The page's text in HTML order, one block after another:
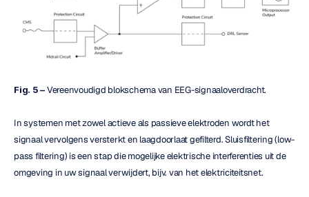
Fig. 5 – Vereenvoudigd blokschema van EEG-signaaloverdracht.
In systemen met zowel actieve als passieve elektroden wordt het
signaal vervolgens versterkt en laagdoorlaat gefilterd. Sluisfiltering (low-
pass filtering) is een stap die mogelijke elektrische interferenties uit de
omgeving in uw signaal verwijdert, bijv. van het elektriciteitsnet.